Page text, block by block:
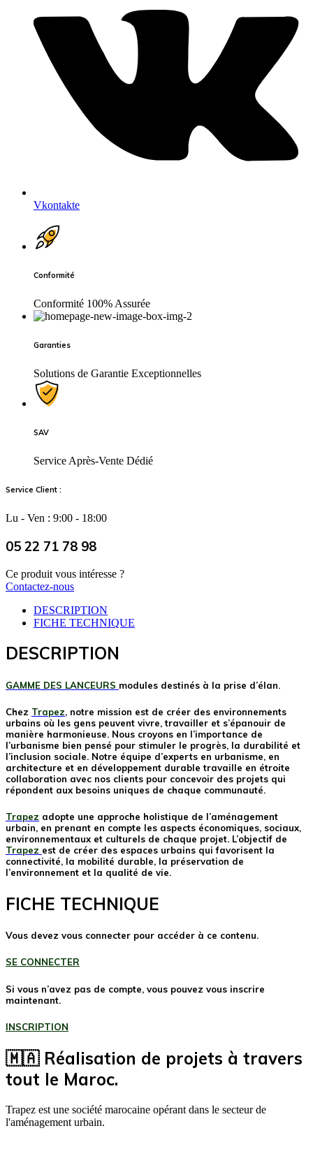
Vkontakte
Conformité
Conformité 100% Assurée
Garanties
Solutions de Garantie Exceptionnelles
SAV
Service Après-Vente Dédié
Service Client :
Lu - Ven : 9:00 - 18:00
05 22 71 78 98
Ce produit vous intéresse ?
Contactez-nous
DESCRIPTION
FICHE TECHNIQUE
DESCRIPTION
GAMME DES LANCEURS modules destinés à la prise d’élan.
Chez Trapez, notre mission est de créer des environnements
urbains où les gens peuvent vivre, travailler et s’épanouir de
manière harmonieuse. Nous croyons en l’importance de
l’urbanisme bien pensé pour stimuler le progrès, la durabilité et
l’inclusion sociale. Notre équipe d’experts en urbanisme, en
architecture et en développement durable travaille en étroite
collaboration avec nos clients pour concevoir des projets qui
répondent aux besoins uniques de chaque communauté.
Trapez adopte une approche holistique de l’aménagement
urbain, en prenant en compte les aspects économiques, sociaux,
environnementaux et culturels de chaque projet. L’objectif de
Trapez est de créer des espaces urbains qui favorisent la
connectivité, la mobilité durable, la préservation de
l’environnement et la qualité de vie.
FICHE TECHNIQUE
Vous devez vous connecter pour accéder à ce contenu.
SE CONNECTER
Si vous n’avez pas de compte, vous pouvez vous inscrire
maintenant.
INSCRIPTION
🇲🇦 Réalisation de projets à travers
tout le Maroc.
Trapez est une société marocaine opérant dans le secteur de
l'aménagement urbain.